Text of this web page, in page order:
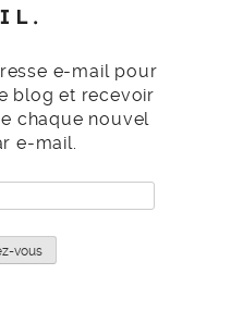
e-mail pour
blog et recevoir
chaque nouvel
e-mail.
vous